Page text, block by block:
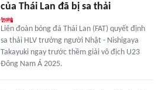
của Thái Lan đã bị sa thải
Liên đoàn bóng đá Thái Lan (FAT) quyết định
sa thải HLV trưởng người Nhật - Nishigaya
Takayuki ngay trước thềm giải vô địch U23
Đông Nam Á 2025.